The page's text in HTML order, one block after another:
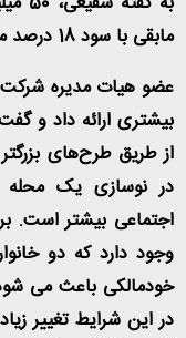
مابقی با سود 18 درصد محاسبه می شود.
عضو هیات مدیره شرکت
بیشتری ارائه داد و
از طریق طرح‌‌های
در نوسازی یک محله
اجتماعی بیشتر است.
وجود دارد که دو
خودمالکی باعث می
در این شرایط تغییر